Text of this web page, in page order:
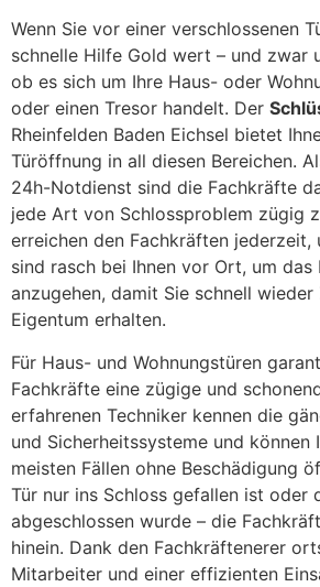
Wenn Sie vor einer verschlossenen
schnelle Hilfe Gold wert – und zwar
ob es sich um Ihre Haus- oder
oder einen Tresor handelt. Der
Rheinfelden Baden Eichsel bietet
Türöffnung in all diesen Bereichen.
24h-Notdienst sind die Fachkräfte
jede Art von Schlossproblem zügig
erreichen den Fachkräften jederzeit,
sind rasch bei Ihnen vor Ort, um das
anzugehen, damit Sie schnell wieder
Eigentum erhalten.
Für Haus- und Wohnungstüren
Fachkräfte eine zügige und
erfahrenen Techniker kennen die
und Sicherheitssysteme und können
meisten Fällen ohne Beschädigung
Tür nur ins Schloss gefallen ist oder
abgeschlossen wurde – die
hinein. Dank den Fachkräftenerer
Mitarbeiter und einer effizienten